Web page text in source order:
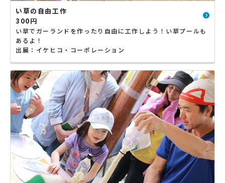
い草の自由工作
300円
い草でガーランドを作ったり自由に工作しよう！い草プールも
あるよ！
出展：イケヒコ・コーポレーション